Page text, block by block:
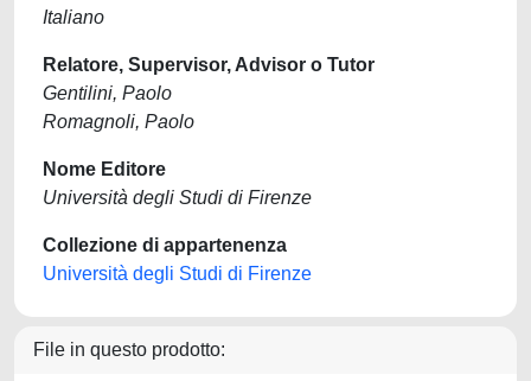
Italiano
Relatore, Supervisor, Advisor o Tutor
Gentilini, Paolo
Romagnoli, Paolo
Nome Editore
Università degli Studi di Firenze
Collezione di appartenenza
Università degli Studi di Firenze
File in questo prodotto: